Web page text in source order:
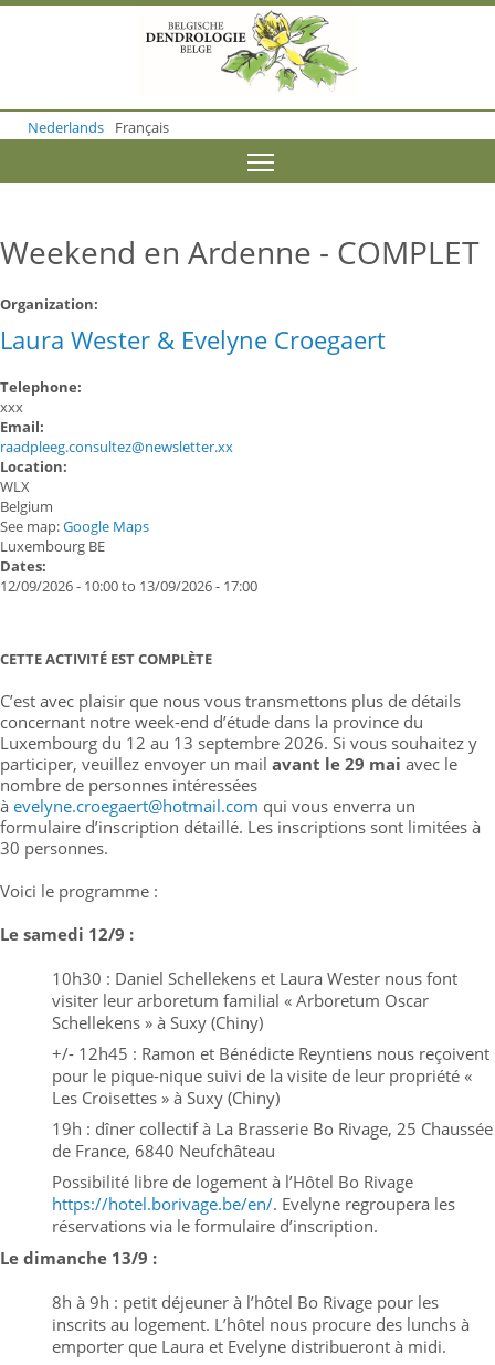
o
m
n
n
t
Nederlands Français
Weekend en Ardenne - COMPLET
Organization:
Laura Wester & Evelyne Croegaert
Telephone:
xxx
Email:
raadpleeg.consultez@newsletter.xx
Location:
WLX
Belgium
See map:Google Maps
Luxembourg BE
Dates:
12/09/2026 - 10:00to 13/09/2026 - 17:00
CETTE ACTIVITÉ EST COMPLÈTE
C’est avec plaisir que nous vous transmettons plus de détails
concernant notre week-end d’étude dans la province du
Luxembourg du 12 au 13 septembre 2026. Si vous souhaitez y
participer, veuillez envoyer un mail avant le 29 mai avec le
nombre de personnes intéressées
à evelyne.croegaert@hotmail.com qui vous enverra un
formulaire d’inscription détaillé. Les inscriptions sont limitées à
30 personnes.
Voici le programme :
Le samedi 12/9 :
10h30 : Daniel Schellekens et Laura Wester nous font
visiter leur arboretum familial « Arboretum Oscar
Schellekens » à Suxy (Chiny)
+/- 12h45 : Ramon et Bénédicte Reyntiens nous reçoivent
pour le pique-nique suivi de la visite de leur propriété «
Les Croisettes » à Suxy (Chiny)
19h : dîner collectif à La Brasserie Bo Rivage, 25 Chaussée
de France, 6840 Neufchâteau
Possibilité libre de logement à l’Hôtel Bo Rivage
https://hotel.borivage.be/en/. Evelyne regroupera les
réservations via le formulaire d’inscription.
Le dimanche 13/9 :
8h à 9h : petit déjeuner à l’hôtel Bo Rivage pour les
inscrits au logement. L’hôtel nous procure des lunchs à
emporter que Laura et Evelyne distribueront à midi.